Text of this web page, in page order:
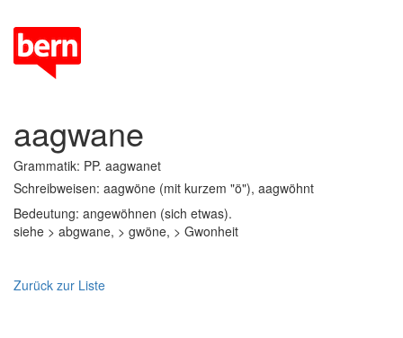
aagwane
Grammatik: PP. aagwanet
Schreibweisen: aagwöne (mit kurzem "ö"), aagwöhnt
Bedeutung: angewöhnen (sich etwas).
siehe > abgwane, > gwöne, > Gwonheit
Zurück zur Liste